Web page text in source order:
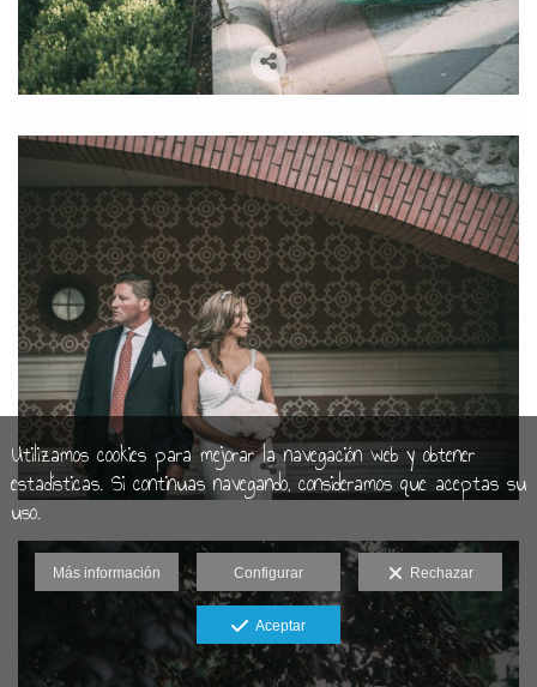
Utilizamos cookies para mejorar la navegación web y obtener
estadísticas. Si continuas navegando, consideramos que aceptas su
uso.
Más información Configurar Rechazar
Aceptar